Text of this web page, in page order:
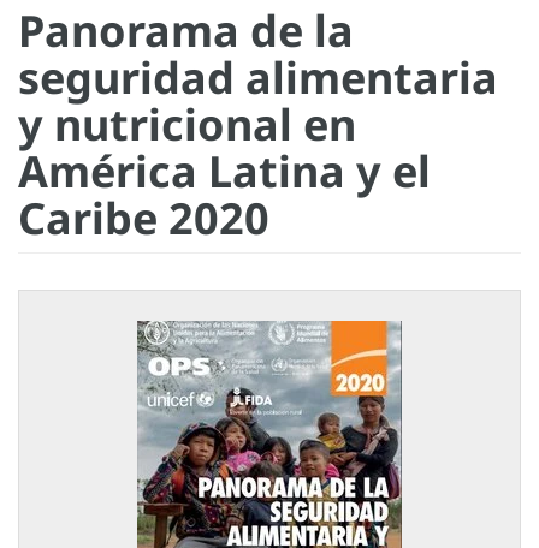
Panorama de la
seguridad alimentaria
y nutricional en
América Latina y el
Caribe 2020